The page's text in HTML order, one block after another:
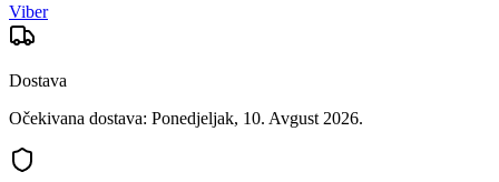
Viber
Dostava
Očekivana dostava: Ponedjeljak, 10. Avgust 2026.